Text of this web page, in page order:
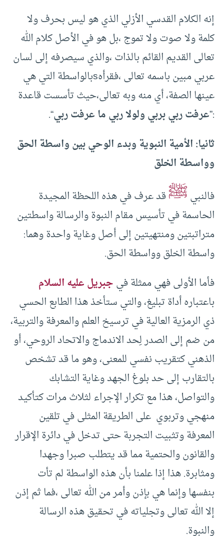
إنه الكلام القدسي الأزلي الذي هو ليس بحرف ولا
كلمة ولا صوت ولا تموج ،بل هو في الأصل كلام الله
تعالى القديم القائم بالذات ،والذي سيصرفه إلى لسان
عربي مبين باسمه تعالى ،فقرأهsبالواسطة التي هي
عينها الصفة، أي منه وبه تعالى،حيث تأسست قاعدة
:”عرفت ربي بربي ولولا ربي ما عرفت ربي“.
ثانيا: الأمية النبوية وبدء الوحي بين واسطة الحق
وواسطة الخلق
فالنبيﷺقد عرف في هذه اللحظة المجيدة
الحاسمة في تأسيس مقام النبوة والرسالة واسطتين
متراتبتين ومنتهيتين إلى أصل وغاية واحدة وهما:
واسطة الخلق وواسطة الحق.
فأما الأولى فهي ممثلة فيجبريل عليه السلام
باعتباره أداة تبليغ، والتي ستأخذ هذا الطابع الحسي
ذي الرمزية العالية في ترسيخ العلم والمعرفة والتربية،
من ضم إلى الصدر لِحد الاندماج والاتحاد الروحي، أو
الذهني كتقريب نفسي للمعنى، وهو ما قد تشخص
بالتقارب إلى حد بلوغ الجهد وغاية التشابك
والتواصل، هذا مع تكرار الإجراء لثلاث مرات كتأكيد
منهجي وتربوي على الطريقة المثلى في تلقين
المعرفة وتثبيت التجربة حتى تدخل في دائرة الإقرار
والقانون والحتمية مما قد يتطلب صبرا وجهدا
ومثابرة. هذا إذا علمنا بأن هذه الواسطة لم تأت
بنفسها وإنما هي بإذن وأمر من الله تعالى ،فما ثم إذن
إلا الله تعالى وتجلياته في تحقيق هذه الرسالة
والنبوة.